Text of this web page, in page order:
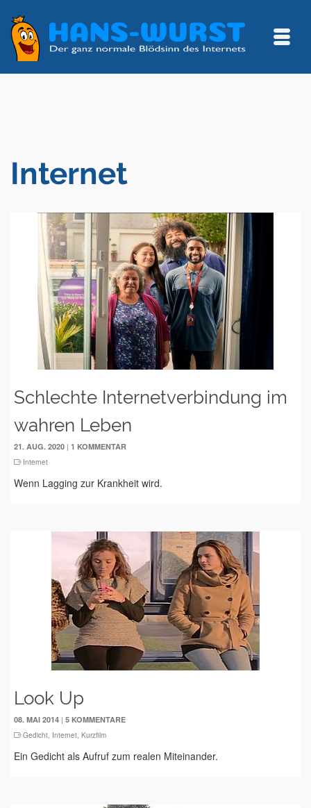
Internet
Schlechte Internetverbindung im
wahren Leben
21. AUG. 2020 | 1 KOMMENTAR
Internet
Wenn Lagging zur Krankheit wird.
Look Up
08. MAI 2014 | 5 KOMMENTARE
Gedicht, Internet, Kurzfilm
Ein Gedicht als Aufruf zum realen Miteinander.